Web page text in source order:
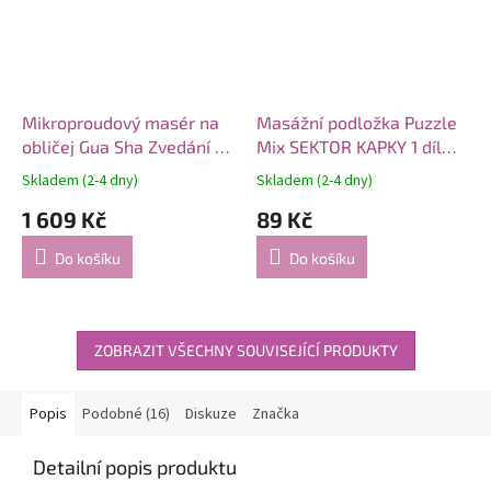
Mikroproudový masér na
obličej Gua Sha Zvedání a
zmírnění otoků
Skladem (2-4 dny)
1 609 Kč
Do košíku
Masážní podložka Puzzle
Mix SEKTOR KAPKY 1 díl
pol. 1037
Skladem (2-4 dny)
89 Kč
Do košíku
ZOBRAZIT VŠECHNY SOUVISEJÍCÍ PRODUKTY
Popis Podobné (16) Diskuze Značka
Detailní popis produktu